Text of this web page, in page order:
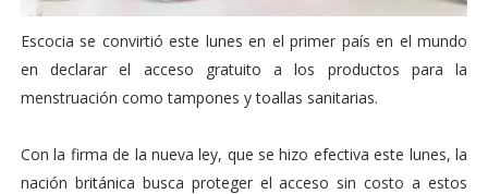
Escocia se convirtió este lunes en el primer país en el mundo
en declarar el acceso gratuito a los productos para la
menstruación como tampones y toallas sanitarias.
Con la firma de la nueva ley, que se hizo efectiva este lunes, la
nación británica busca proteger el acceso sin costo a estos